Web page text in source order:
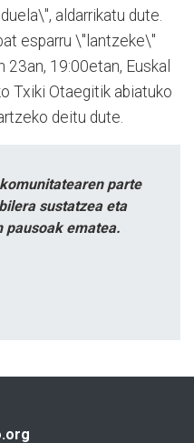
aldarrikatu dute.
esparru \"lantzeke\"
23an, 19:00etan, Euskal
Txiki Otaegitik abiatuko
deitu dute.
parte
sustatzea eta
pausoak ematea.